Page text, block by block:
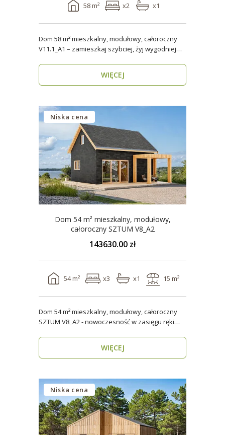
58 m² x2 x1
Dom 58 m² mieszkalny, modułowy, całoroczny
V11.1_A1 – zamieszkaj szybciej, żyj wygodniej
WIĘCEJ
Niska cena
Dom 54 m² mieszkalny, modułowy,
całoroczny SZTUM V8_A2
143630.00 zł
54 m² x3 x1 15 m²
Dom 54 m² mieszkalny, modułowy, całoroczny
SZTUM V8_A2 - nowoczesność w zasięgu ręki
WIĘCEJ
Niska cena